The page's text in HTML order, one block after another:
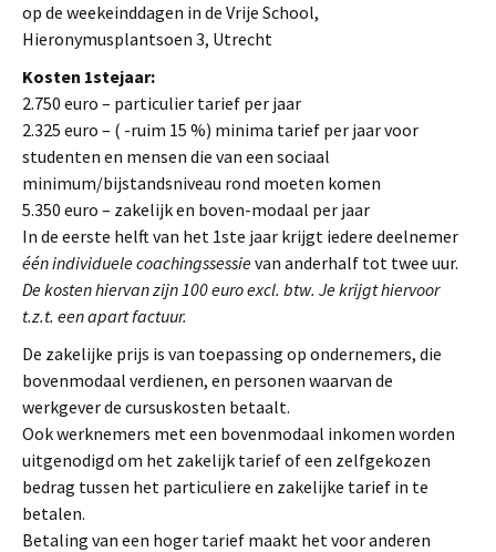
op de weekeinddagen in de Vrije School,
Hieronymusplantsoen 3, Utrecht
Kosten 1stejaar:
2.750 euro – particulier tarief per jaar
2.325 euro – ( -ruim 15 %) minima tarief per jaar voor
studenten en mensen die van een sociaal
minimum/bijstandsniveau rond moeten komen
5.350 euro – zakelijk en boven-modaal per jaar
In de eerste helft van het 1ste jaar krijgt iedere deelnemer
één individuele coachingssessievan anderhalf tot twee uur.
De kosten hiervan zijn 100 euro excl. btw. Je krijgt hiervoor
t.z.t. een apart factuur.
De zakelijke prijs is van toepassing op ondernemers, die
bovenmodaal verdienen, en personen waarvan de
werkgever de cursuskosten betaalt.
Ook werknemers met een bovenmodaal inkomen worden
uitgenodigd om het zakelijk tarief of een zelfgekozen
bedrag tussen het particuliere en zakelijke tarief in te
betalen.
Betaling van een hoger tarief maakt het voor anderen